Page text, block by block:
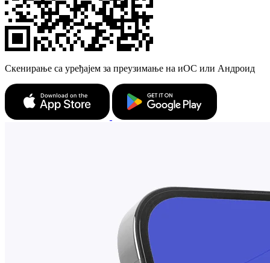
Скенирање са уређајем за преузимање на иОС или Андроид